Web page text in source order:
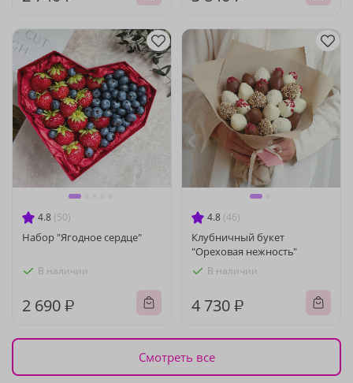
4.8 (50)
Набор "Ягодное сердце"
В наличии
2 690 ₽
4.8 (46)
Клубничный букет
"Ореховая нежность"
В наличии
4 730 ₽
Смотреть все